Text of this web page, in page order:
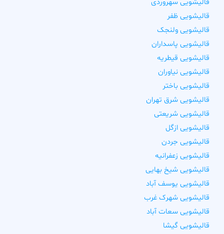
قالیشویی سهروردی
قالیشویی ظفر
قالیشویی ولنجک
قالیشویی پاسداران
قالیشویی قیطریه
قالیشویی نیاوران
قالیشویی باختر
قالیشویی شرق تهران
قالیشویی شریعتی
قالیشویی ازگل
قالیشویی جردن
قالیشویی زعفرانیه
قالیشویی شیخ بهایی
قالیشویی یوسف آباد
قالیشویی شهرک غرب
قالیشویی سعات آباد
قالیشویی گیشا